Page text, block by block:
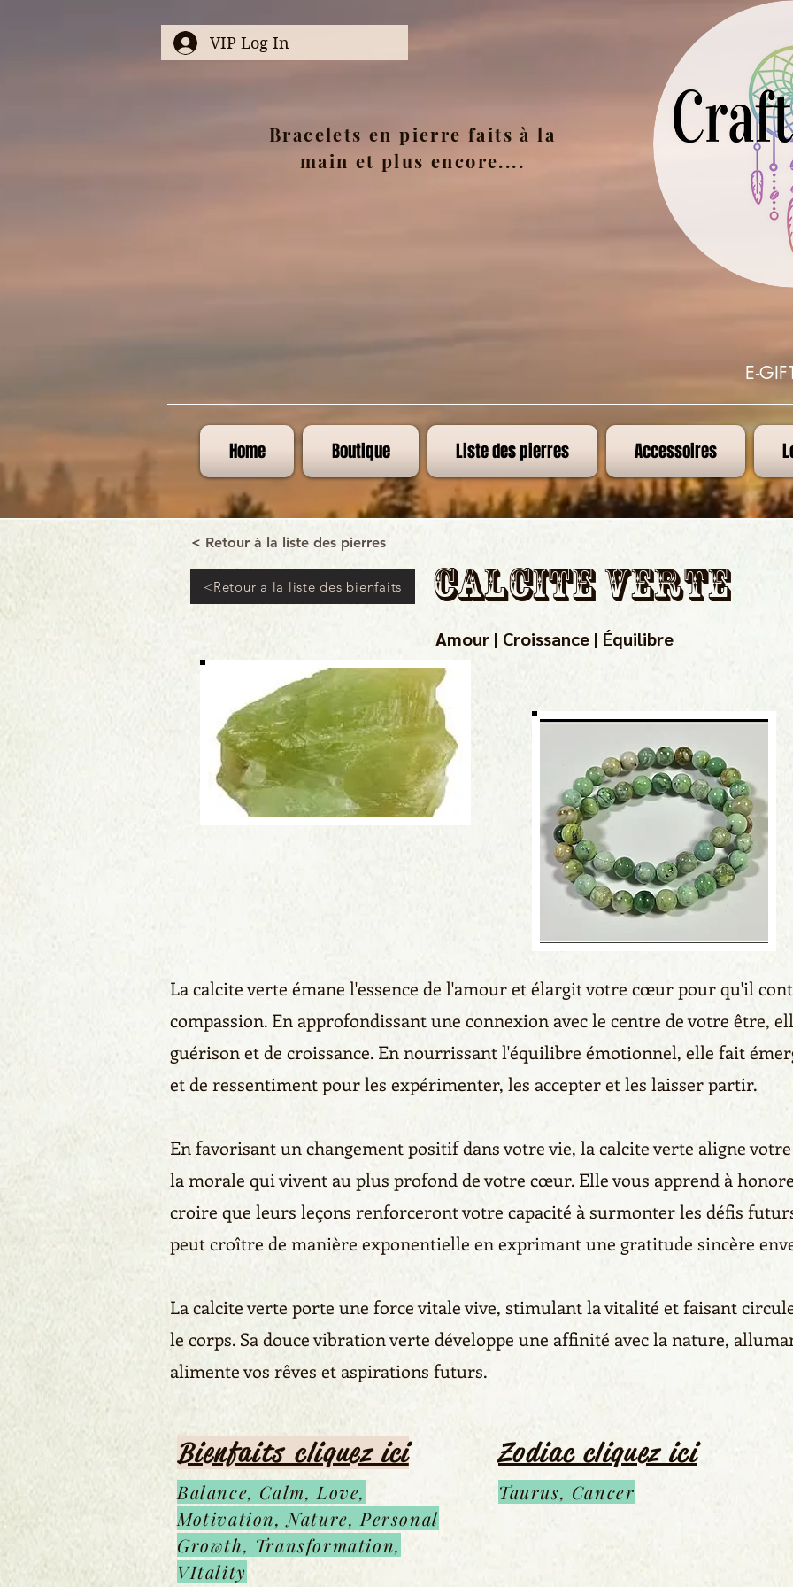
VIP Log In
Bracelets en pierre faits à la
main et plus encore....
E-
Home Boutique Liste des pierres Accessoires
< Retour à la liste des pierres
<Retour a la liste des bienfaits Calcite verte
Amour | Croissance | Équilibre
La calcite verte émane l'essence de l'amour et élargit votre cœur pour qu'il
compassion. En approfondissant une connexion avec le centre de votre être,
guérison et de croissance. En nourrissant l'équilibre émotionnel, elle fait
et de ressentiment pour les expérimenter, les accepter et les laisser partir.
En favorisant un changement positif dans votre vie, la calcite verte aligne
la morale qui vivent au plus profond de votre cœur. Elle vous apprend à
croire que leurs leçons renforceront votre capacité à surmonter les défis
peut croître de manière exponentielle en exprimant une gratitude sincère
La calcite verte porte une force vitale vive, stimulant la vitalité et faisant
le corps. Sa douce vibration verte développe une affinité avec la nature,
alimente vos rêves et aspirations futurs.
Bienfaits cliquez ici
Balance, Calm, Love,
Motivation, Nature, Personal
Growth, Transformation,
VItality
Zodiac cliquez ici
Taurus, Cancer